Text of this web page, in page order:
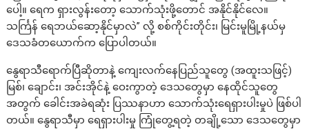
ပေါ့။ ရေက ရှားလွန်း‌တော့ သောက်သုံးဖို့တောင် အနိုင်နိုင်လေ။
သင်္ကြန် ရေဘယ်ဆော့နိုင်မှာလဲ” လို့ စစ်ကိုင်းတိုင်း၊ မြင်းမူမြို့နယ်မှ
ဒေသခံတယောက်က ပြောပါတယ်။
နွေရာသီရောက်ပြီဆိုတာနဲ့ ကျေးလက်နေပြည်သူတွေ (အထူးသဖြင့်)
မြစ်၊ ချောင်း၊ အင်းအိုင်နဲ့ ဝေးကွာတဲ့ ဒေသတွေမှာ နေထိုင်သူတွေ
အတွက် ခေါင်းအခဲရဆုံး ပြဿနာဟာ သောက်သုံးရေရှားပါးမှုပဲ ဖြစ်ပါ
တယ်။ နွေရာသီမှာ ရေရှားပါးမှု ကြုံတွေ့ရတဲ့ တချို့သော ဒေသတွေမှာ